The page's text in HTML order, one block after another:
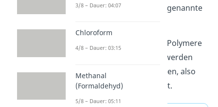
größer und du erhältst sogenannte
Einfach gesagt kennst du Polymere
. Sie werden
zum Beispiel in PET-Flaschen, also
Plastikflaschen, verwendet.
3/8 – Dauer: 04:07
Chloroform
4/8 – Dauer: 03:15
Methanal
(Formaldehyd)
5/8 – Dauer: 05:11